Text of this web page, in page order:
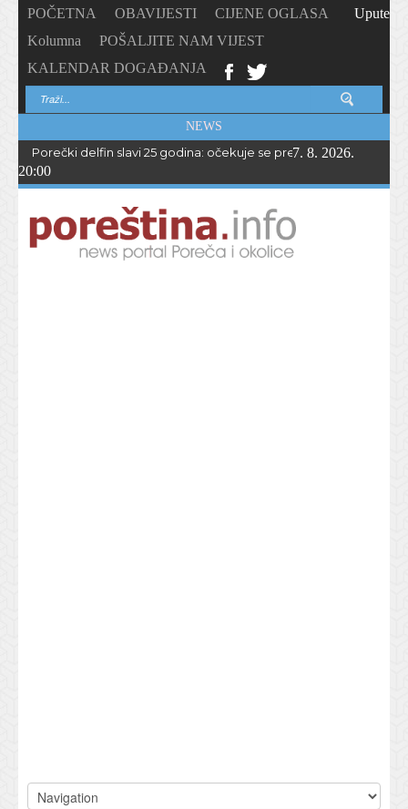
POČETNA OBAVIJESTI
CIJENE OGLASA
Kolumna
POŠALJITE NAM VIJEST
KALENDAR DOGAĐANJA
Upute
NEWS
Porečki delfin slavi 25 godina: očekuje se preko 1.700
7. 8. 2026.
20:00